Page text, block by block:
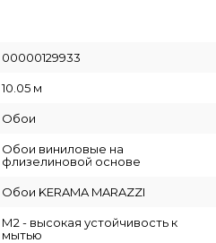
00000129933
10.05 м
Обои
Обои виниловые на
флизелиновой основе
Обои KERAMA MARAZZI
М2 - высокая устойчивость к
мытью